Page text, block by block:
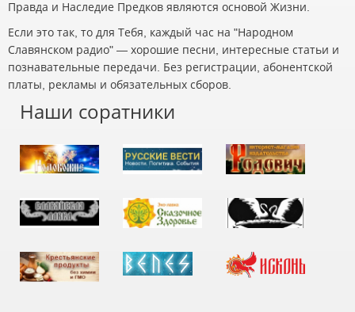
Правда и Наследие Предков являются основой Жизни.
Если это так, то для Тебя, каждый час на "Народном
Славянском радио" — хорошие песни, интересные статьи и
познавательные передачи. Без регистрации, абонентской
платы, рекламы и обязательных сборов.
Наши соратники